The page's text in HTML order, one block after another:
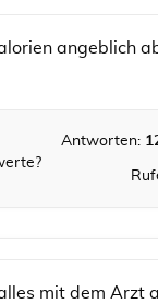
angeblich
Antworten:
mit dem Arzt